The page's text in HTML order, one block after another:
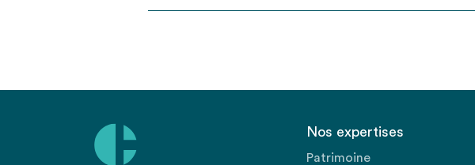
Nos expertises
Patrimoine